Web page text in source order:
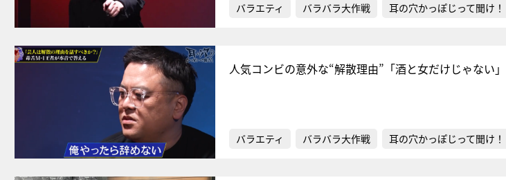
バラエティ バラバラ大作戦 耳の穴かっぽじって聞け！
人気コンビの意外な“解散理由”「酒と女だけじゃな
バラエティ バラバラ大作戦 耳の穴かっぽじって聞け！